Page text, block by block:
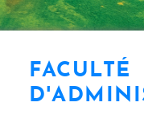
FACULTÉ